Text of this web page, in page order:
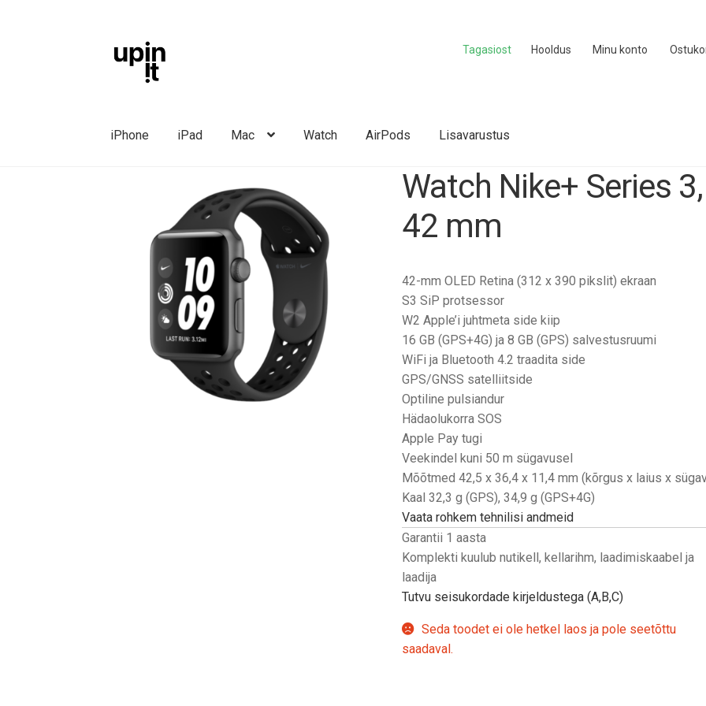
navigeerimisele
sisu
Tagasiost Hooldus Minu konto
iPhone iPad Mac Watch AirPods Lisavarustus
Watch Nike+ Series 3,
42 mm
42-mm OLED Retina (312 x 390 pikslit) ekraan
S3 SiP protsessor
W2 Apple’i juhtmeta side kiip
16 GB (GPS+4G) ja 8 GB (GPS) salvestusruumi
WiFi ja Bluetooth 4.2 traadita side
GPS/GNSS satelliitside
Optiline pulsiandur
Hädaolukorra SOS
Apple Pay tugi
Veekindel kuni 50 m sügavusel
Mõõtmed 42,5 x 36,4 x 11,4 mm (kõrgus x laius x
Kaal 32,3 g (GPS), 34,9 g (GPS+4G)
Vaata rohkem tehnilisi andmeid
Garantii 1 aasta
Komplekti kuulub nutikell, kellarihm, laadimiskaabel ja
laadija
Tutvu seisukordade kirjeldustega (A,B,C)
Seda toodet ei ole hetkel laos ja pole seetõttu
saadaval.